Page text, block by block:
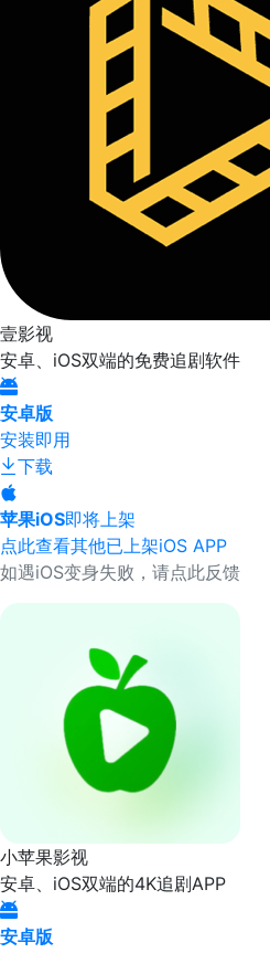
壹影视
安卓、iOS双端的免费追剧软件
安卓版
安装即用
下载
苹果iOS即将上架
点此查看其他已上架iOS APP
如遇iOS变身失败，请点此反馈
小苹果影视
安卓、iOS双端的4K追剧APP
安卓版